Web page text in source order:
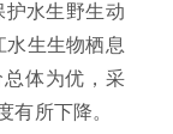
水生野生动
生生物栖息
体为优，采
有所下降。